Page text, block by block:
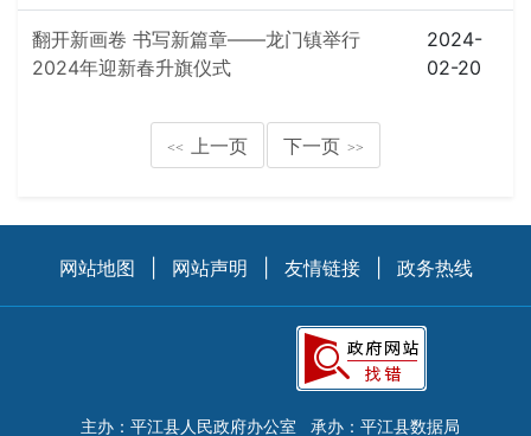
翻开新画卷 书写新篇章——龙门镇举行
2024年迎新春升旗仪式
2024-
02-20
<< 上一页 下一页 >>
网站地图 网站声明 友情链接 政务热线
主办：平江县人民政府办公室 承办：平江县数据局